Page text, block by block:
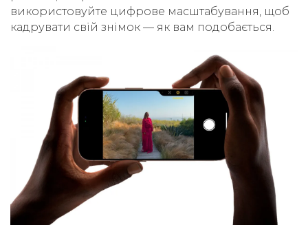
використовуйте цифрове масштабування, щоб
кадрувати свій знімок — як вам подобається.